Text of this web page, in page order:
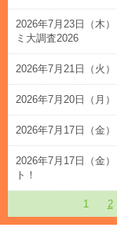
2026年7月23日（木
ミ大調査2026
2026年7月21日（火
2026年7月20日（月
2026年7月17日（金
2026年7月17日（金
ト！
1 2